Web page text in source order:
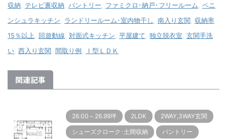
収納
テレビ裏収納 パントリー ファミクロ･納戸･フリールーム ペニ
ンシュラキッチン
ランドリールーム･室内物干し 南入り玄関
収納率
15％以上
回遊動線 対面式キッチン 平屋建て 独立脱衣室 玄関手洗
い 西入り玄関 間取り例 Ｉ型ＬＤＫ
関連記事
26.00～26.99坪 2LDK 2WAY,3WAY玄関
シューズクローク･土間収納 パントリー